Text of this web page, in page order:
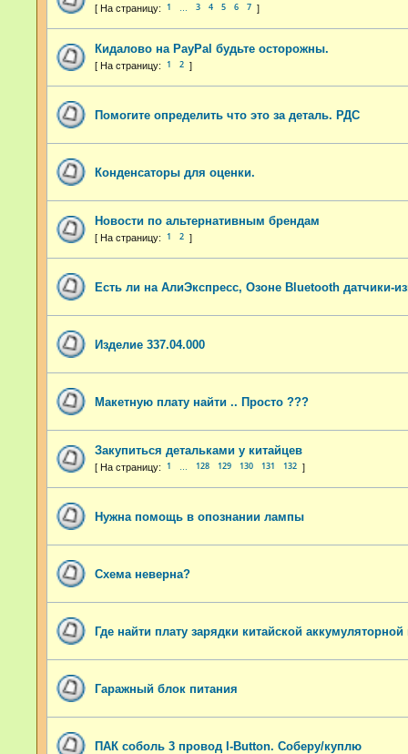
1 3 4 5 6 7
Кидалово на PayPal будьте осторожны.
1 2
Помогите определить что это за деталь. РДС
Конденсаторы для оценки.
Новости по альтернативным брендам
1 2
Есть ли на АлиЭкспресс, Озоне Bluetooth датчики-
Изделие 337.04.000
Maкетную плату найти .. Просто ???
Закупиться детальками у китайцев
1 128 129 130 131 132
Нужна помощь в опознании лампы
Схема неверна?
Где найти плату зарядки китайской
Гаражный блок питания
ПАК соболь 3 провод I-Button. Соберу/куплю